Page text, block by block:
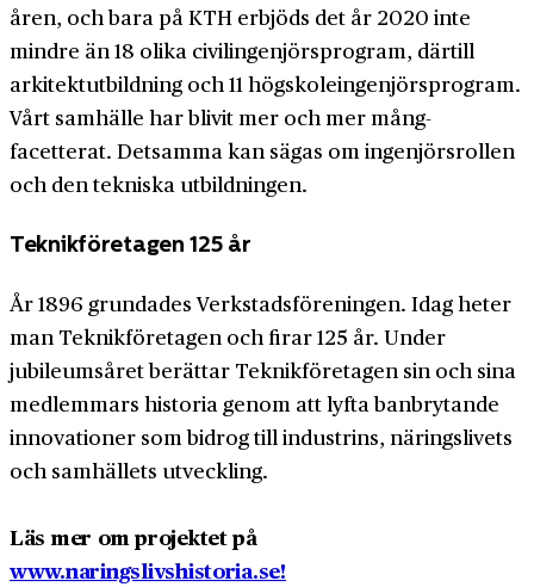
åren, och bara på KTH erbjöds det år 2020 inte
mindre än 18 olika civilingenjörs­program, därtill
arkitekt­utbildning och 11 högskole­ingenjörsprogram.
Vårt samhälle har blivit mer och mer mång­
facetterat. Detsamma kan sägas om ingenjörsrollen
och den tekniska utbildningen.
Teknikföretagen 125 år
År 1896 grundades Verkstadsföreningen. Idag heter
man Teknikföretagen och firar 125 år. Under
jubileumsåret berättar Teknikföretagen sin och sina
medlemmars historia genom att lyfta banbrytande
innovationer som bidrog till industrins, näringslivets
och samhällets utveckling.
Läs mer om projektet på
www.naringslivshistoria.se!